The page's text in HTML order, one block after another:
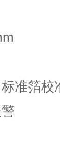
准箔校